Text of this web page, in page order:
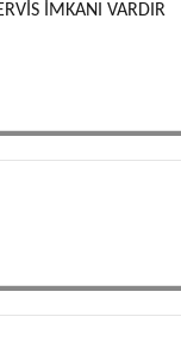
İMKANI VARDIR